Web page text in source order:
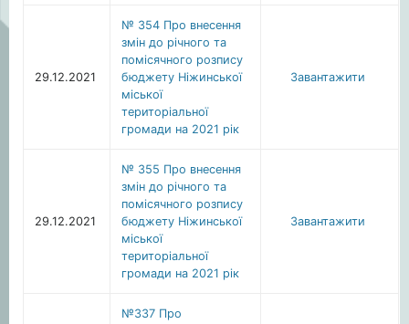
29.12.2021
№ 354 Про внесення
змін до річного та
помісячного розпису
бюджету Ніжинської
міської
територіальної
громади на 2021 рік
Завантажити
29.12.2021
№ 355 Про внесення
змін до річного та
помісячного розпису
бюджету Ніжинської
міської
територіальної
громади на 2021 рік
Завантажити
№337 Про